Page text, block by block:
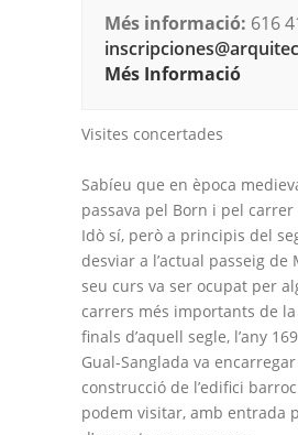
Més informació: 616
Més Informació
Visites concertades
Sabíeu que en època
passava pel Born i pel carrer
Idò sí, però a principis del
desviar a l’actual passeig de
seu curs va ser ocupat per
carrers més importants de
finals d’aquell segle, l’any
Gual-Sanglada va
construcció de l’edifici
podem visitar, amb entrada